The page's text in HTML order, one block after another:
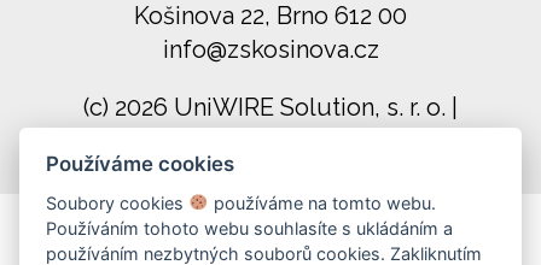
Košinova 22, Brno 612 00
info@zskosinova.cz
(c) 2026 UniWIRE Solution, s. r. o.
Používáme cookies
Soubory cookies
používáme na tomto webu.
Používáním tohoto webu souhlasíte s ukládáním a
používáním nezbytných souborů cookies. Zakliknutím